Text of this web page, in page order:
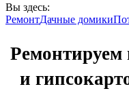
Вы здесь:
РемонтДачные домики
Ремонтируем
и